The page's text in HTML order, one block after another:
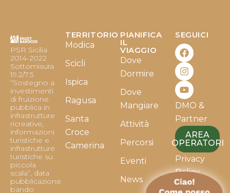
PSR Sicilia
2014-2022
Sottomisura
19.2/7.5
“Sostegno a
investimenti
di fruizione
pubblica in
infrastrutture
ricreative,
informazioni
turistiche e
infrastrutture
turistiche su
piccola
scala”, data
pubblicazione
bando
TERRITORIO
Modica
Scicli
Ispica
Ragusa
Santa
Croce
Camerina
PIANIFICA
IL
VIAGGIO
Dove
Dormire
Dove
Mangiare
Attività
Percorsi
Eventi
News
SEGUICI
F
a
c
e
b
o
o
k
I
n
s
t
a
g
r
a
m
Y
o
u
t
u
b
e
DMO &
Partner
AREA
OPERATORI
Privacy
Policy
Cookie